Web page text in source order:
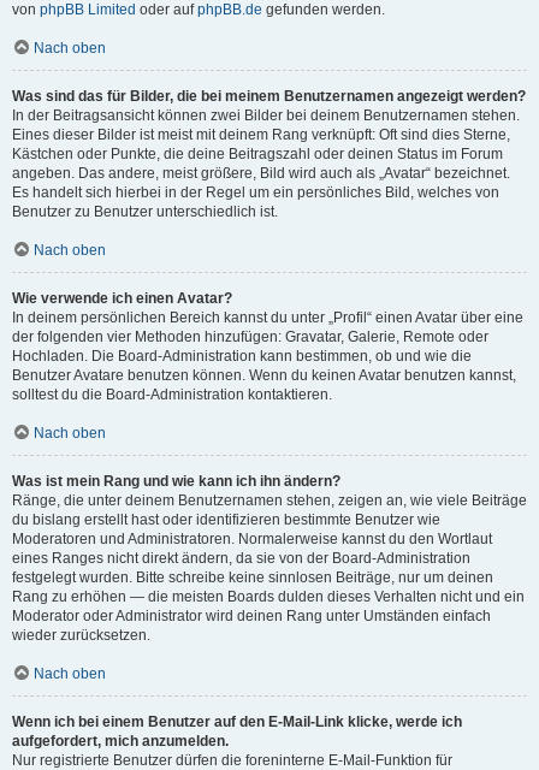
von phpBB Limited oder aufphpBB.de gefunden werden.
Nach oben
Was sind das für Bilder, die bei meinem Benutzernamen angezeigt werden?
In der Beitragsansicht können zwei Bilder bei deinem Benutzernamen stehen.
Eines dieser Bilder ist meist mit deinem Rang verknüpft: Oft sind dies Sterne,
Kästchen oder Punkte, die deine Beitragszahl oder deinen Status im Forum
angeben. Das andere, meist größere, Bild wird auch als „Avatar“ bezeichnet.
Es handelt sich hierbei in der Regel um ein persönliches Bild, welches von
Benutzer zu Benutzer unterschiedlich ist.
Nach oben
Wie verwende ich einen Avatar?
In deinem persönlichen Bereich kannst du unter „Profil“ einen Avatar über eine
der folgenden vier Methoden hinzufügen: Gravatar, Galerie, Remote oder
Hochladen. Die Board-Administration kann bestimmen, ob und wie die
Benutzer Avatare benutzen können. Wenn du keinen Avatar benutzen kannst,
solltest du die Board-Administration kontaktieren.
Nach oben
Was ist mein Rang und wie kann ich ihn ändern?
Ränge, die unter deinem Benutzernamen stehen, zeigen an, wie viele Beiträge
du bislang erstellt hast oder identifizieren bestimmte Benutzer wie
Moderatoren und Administratoren. Normalerweise kannst du den Wortlaut
eines Ranges nicht direkt ändern, da sie von der Board-Administration
festgelegt wurden. Bitte schreibe keine sinnlosen Beiträge, nur um deinen
Rang zu erhöhen — die meisten Boards dulden dieses Verhalten nicht und ein
Moderator oder Administrator wird deinen Rang unter Umständen einfach
wieder zurücksetzen.
Nach oben
Wenn ich bei einem Benutzer auf den E-Mail-Link klicke, werde ich
aufgefordert, mich anzumelden.
Nur registrierte Benutzer dürfen die foreninterne E-Mail-Funktion für